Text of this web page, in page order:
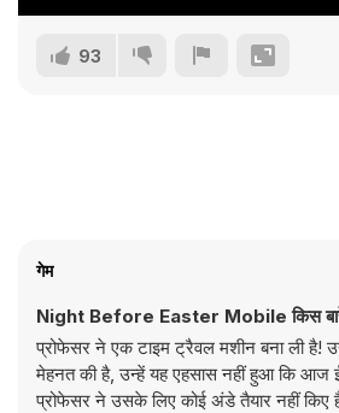
93
गेम
Night Before Easter Mobile किस
प्रोफेसर ने एक टाइम ट्रैवल मशीन बना ली है!
मेहनत की है, उन्हें यह एहसास नहीं हुआ कि आज
प्रोफेसर ने उसके लिए कोई अंडे तैयार नहीं किए